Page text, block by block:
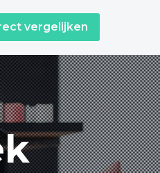
vergelijken